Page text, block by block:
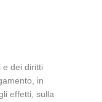
e dei diritti
in
effetti, sulla